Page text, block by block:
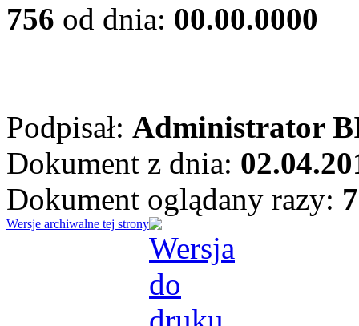
756 od dnia: 00.00.0000
Podpisał: Administrator
Dokument z dnia:
Dokument oglądany razy:
Wersje archiwalne tej strony